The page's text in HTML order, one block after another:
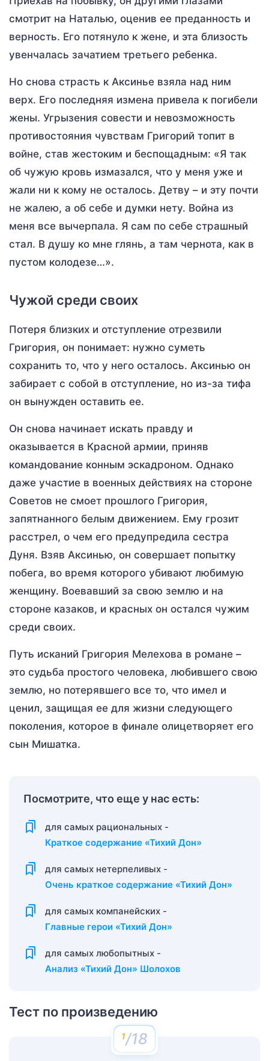
смотрит на Наталью, оценив ее преданность и
верность. Его потянуло к жене, и эта близость
увенчалась зачатием третьего ребенка.
Но снова страсть к Аксинье взяла над ним
верх. Его последняя измена привела к погибели
жены. Угрызения совести и невозможность
противостояния чувствам Григорий топит в
войне, став жестоким и беспощадным: «Я так
об чужую кровь измазался, что у меня уже и
жали ни к кому не осталось. Детву – и эту почти
не жалею, а об себе и думки нету. Война из
меня все вычерпала. Я сам по себе страшный
стал. В душу ко мне глянь, а там чернота, как в
пустом колодезе…».
Чужой среди своих
Потеря близких и отступление отрезвили
Григория, он понимает: нужно суметь
сохранить то, что у него осталось. Аксинью он
забирает с собой в отступление, но из-за тифа
он вынужден оставить ее.
Он снова начинает искать правду и
оказывается в Красной армии, приняв
командование конным эскадроном. Однако
даже участие в военных действиях на стороне
Советов не смоет прошлого Григория,
запятнанного белым движением. Ему грозит
расстрел, о чем его предупредила сестра
Дуня. Взяв Аксинью, он совершает попытку
побега, во время которого убивают любимую
женщину. Воевавший за свою землю и на
стороне казаков, и красных он остался чужим
среди своих.
Путь исканий Григория Мелехова в романе –
это судьба простого человека, любившего свою
землю, но потерявшего все то, что имел и
ценил, защищая ее для жизни следующего
поколения, которое в финале олицетворяет его
сын Мишатка.
Посмотрите, что еще у нас есть:
для самых рациональных -
Краткое содержание «Тихий Дон»
для самых нетерпеливых -
Очень краткое содержание «Тихий Дон»
для самых компанейских -
Главные герои «Тихий Дон»
для самых любопытных -
Анализ «Тихий Дон» Шолохов
Тест по произведению
/18